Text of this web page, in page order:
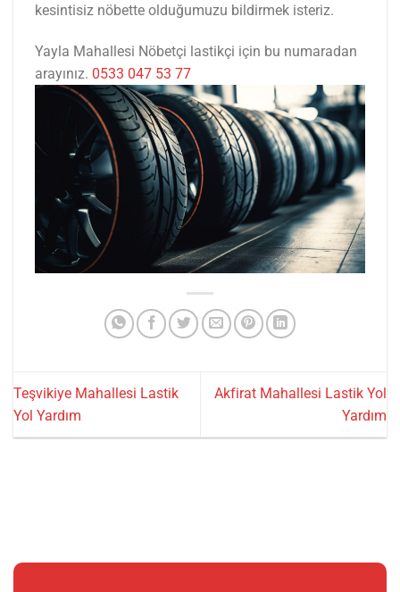
kesintisiz nöbette olduğumuzu bildirmek isteriz.
Yayla Mahallesi Nöbetçi lastikçi için bu numaradan
arayınız. 0533 047 53 77
Teşvikiye Mahallesi Lastik
Yol Yardım
Akfirat Mahallesi Lastik Yol
Yardım